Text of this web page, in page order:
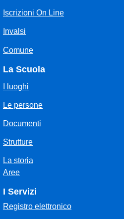
Iscrizioni On Line
Invalsi
Comune
La Scuola
I luoghi
Le persone
Documenti
Strutture
La storia
Aree
I Servizi
Registro elettronico